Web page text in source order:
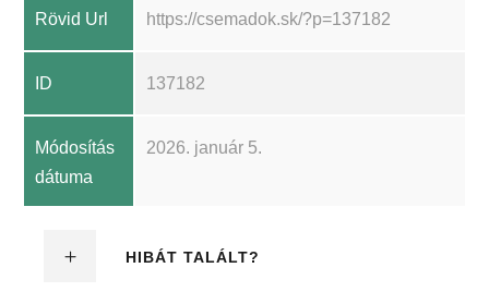
Rövid Url https://csemadok.sk/?p=137182
ID 137182
Módosítás
dátuma
2026. január 5.
HIBÁT TALÁLT?